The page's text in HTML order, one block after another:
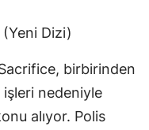
Dizi)
birbirinden
işleri nedeniyle
alıyor. Polis